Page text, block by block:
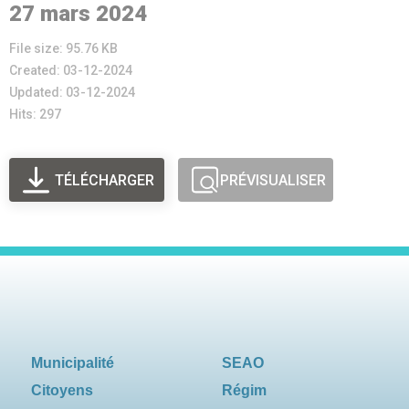
27 mars 2024
File size: 95.76 KB
Created: 03-12-2024
Updated: 03-12-2024
Hits: 297
TÉLÉCHARGER PRÉVISUALISER
Municipalité
Citoyens
SEAO
Régim